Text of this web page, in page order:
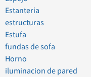
Estanteria
estructuras
Estufa
fundas de sofa
Horno
iluminacion de pared